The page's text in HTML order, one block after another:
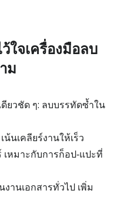
ใจเครื่องมือลบ
ม
ยวชัด ๆ: ลบบรรทัดซ้ำใน
นเคลียร์งานให้เร็ว
เหมาะกับการก็อป‑แปะที่
านเอกสารทั่วไป เพิ่ม